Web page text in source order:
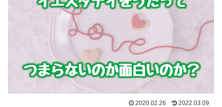
2020.02.26 2022.03.09